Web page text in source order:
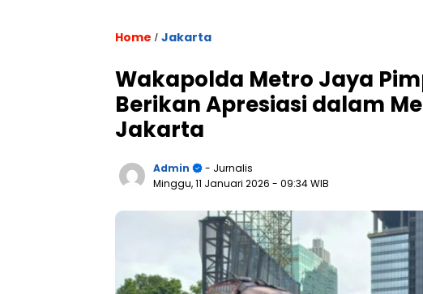
Home / Jakarta
Wakapolda Metro Jaya
Berikan Apresiasi dalam
Jakarta
Admin
- Jurnalis
Minggu, 11 Januari 2026 - 09:34 WIB